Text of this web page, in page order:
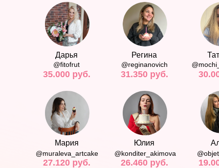
Дарья
@fitofrut
35.000 руб.
Регина
@reginanovich
31.350 руб.
Мария
@muraleva_artcake
27.120 руб.
Юлия
@konditer_akimova
26.460 руб.
полезная информация
с Алиной
Макаровой
выгодные
старте